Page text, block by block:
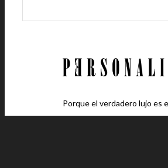
Porque el verdadero lujo es